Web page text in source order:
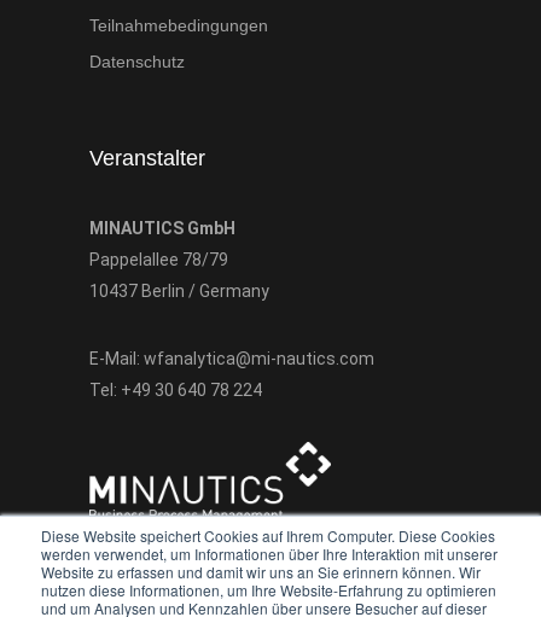
Diese Website speichert Cookies auf Ihrem Computer. Diese Cookies
werden verwendet, um Informationen über Ihre Interaktion mit unserer
Website zu erfassen und damit wir uns an Sie erinnern können. Wir
nutzen diese Informationen, um Ihre Website-Erfahrung zu optimieren
und um Analysen und Kennzahlen über unsere Besucher auf dieser
Teilnahmebedingungen
Datenschutz
Veranstalter
MINAUTICS GmbH
Pappelallee 78/79
10437 Berlin / Germany
E-Mail: wfanalytica@mi-nautics.com
Tel: +49 30 640 78 224